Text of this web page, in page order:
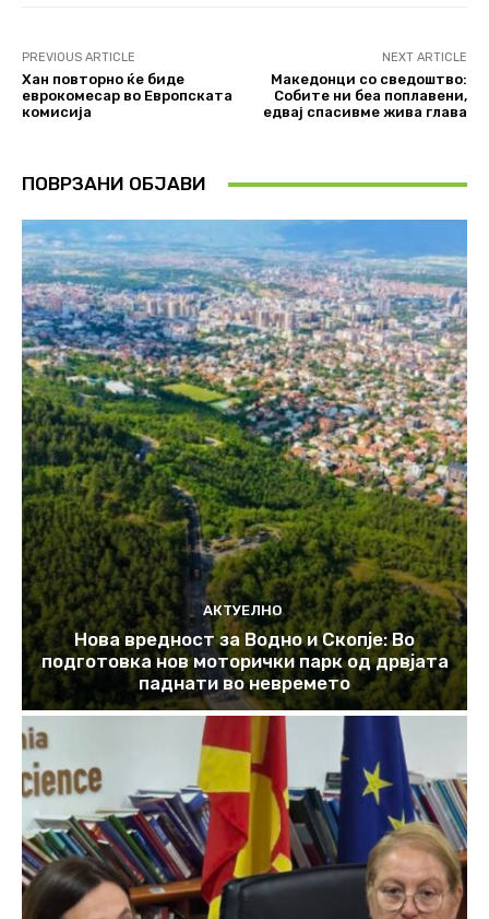
PREVIOUS ARTICLE
Хан повторно ќе биде
еврокомесар во Европската
комисија
NEXT ARTICLE
Македонци со сведоштво:
Собите ни беа поплавени,
едвај спасивме жива глава
ПОВРЗАНИ ОБЈАВИ
АКТУЕЛНО
Нова вредност за Водно и Скопје: Во
подготовка нов моторички парк од дрвјата
паднати во невремето